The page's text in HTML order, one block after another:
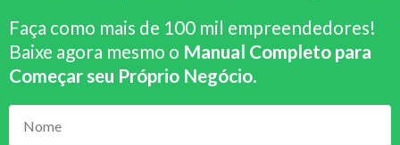
Faça como mais de 100 mil empreendedores!
Baixe agora mesmo o Manual Completo para
Começar seu Próprio Negócio.